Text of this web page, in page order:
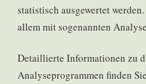
statistisch ausgewertet
allem mit sogenannten
Detaillierte Informationen zu
Analyseprogrammen finden